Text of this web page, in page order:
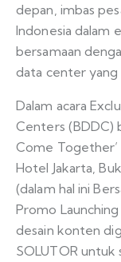
depan, imbas
Indonesia dalam
bersamaan
data center yang
Dalam acara
Centers (BDDC)
Come Together’
Hotel Jakarta,
(dalam hal ini
Promo
desain konten
SOLUTOR